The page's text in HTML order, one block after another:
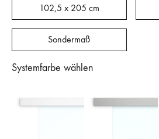
102,5 x 205 cm
Sondermaß
Systemfarbe wählen